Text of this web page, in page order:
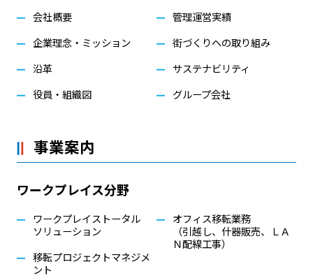
会社概要
企業理念・ミッション
沿革
役員・組織図
管理運営実績
街づくりへの取り組み
サステナビリティ
グループ会社
事業案内
ワークプレイス分野
ワークプレイストータル
ソリューション
移転プロジェクトマネジメ
ント
オフィス移転業務
（引越し、什器販売、ＬＡ
Ｎ配線工事）